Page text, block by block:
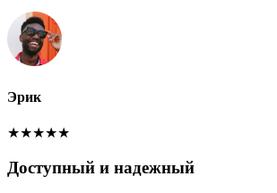
Эрик
★★★★★
Доступный и надежный